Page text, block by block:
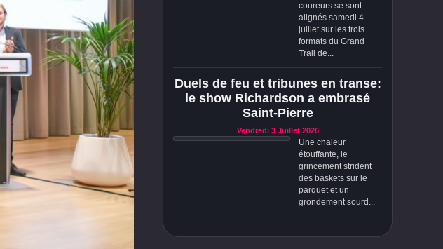
coureurs se sont
alignés samedi 4
juillet sur les trois
formats du Grand
Trail de...
Duels de feu et tribunes en transe:
le show Richardson a embrasé
Saint-Pierre
Vendredi 3 Juillet 2026
Une chaleur
étouffante, le
grincement strident
des baskets sur le
parquet et un
grondement sourd...